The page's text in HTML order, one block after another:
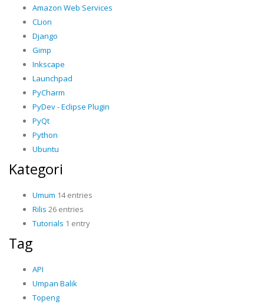
Amazon Web Services
CLion
Django
Gimp
Inkscape
Launchpad
PyCharm
PyDev - Eclipse Plugin
PyQt
Python
Ubuntu
Kategori
Umum 14 entries
Rilis 26 entries
Tutorials 1 entry
Tag
API
Umpan Balik
Topeng